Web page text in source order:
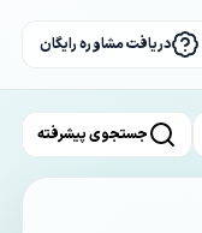
دریافت مشاوره رایگان
جستجوی پیشرفته